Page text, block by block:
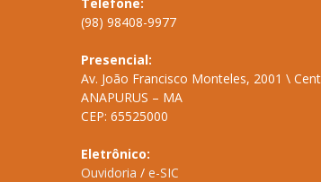
(98) 98408-9977
Presencial:
Av. João Francisco Monteles, 2001 \
ANAPURUS – MA
CEP: 65525000
Eletrônico:
Ouvidoria / e-SIC